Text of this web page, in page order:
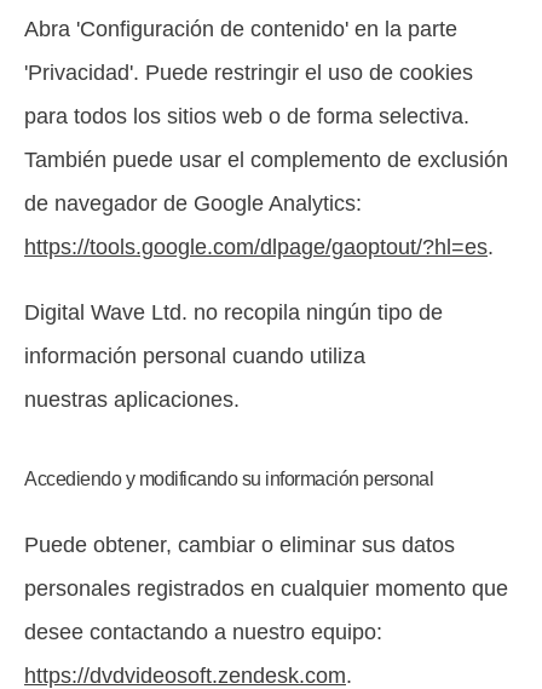
Abra 'Configuración de contenido' en la parte
'Privacidad'. Puede restringir el uso de cookies
para todos los sitios web o de forma selectiva.
También puede usar el complemento de exclusión
de navegador de Google Analytics:
https://tools.google.com/dlpage/gaoptout/?hl=es.
Digital Wave Ltd. no recopila ningún tipo de
información personal cuando utiliza
nuestras aplicaciones.
Accediendo y modificando su información personal
Puede obtener, cambiar o eliminar sus datos
personales registrados en cualquier momento que
desee contactando a nuestro equipo:
https://dvdvideosoft.zendesk.com.